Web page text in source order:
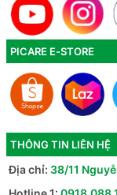
PICARE E-STORE
THÔNG TIN LIÊN HỆ
Địa chỉ: 38/11